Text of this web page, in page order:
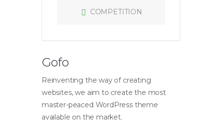
COMPETITION
Gofo
Reinventing the way of creating
websites, we aim to create the most
master-peaced WordPress theme
available on the market.